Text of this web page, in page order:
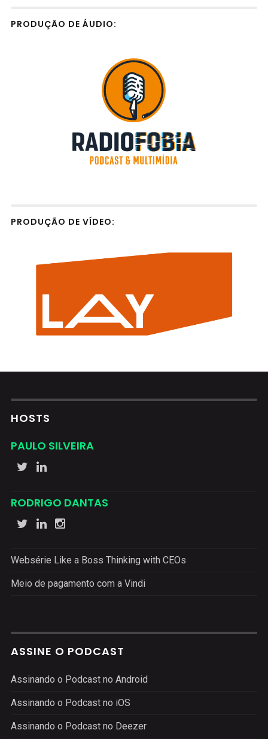
PRODUÇÃO DE ÁUDIO:
PRODUÇÃO DE VÍDEO:
HOSTS
PAULO SILVEIRA
RODRIGO DANTAS
Websérie Like a Boss Thinking with CEOs
Meio de pagamento com a Vindi
ASSINE O PODCAST
Assinando o Podcast no Android
Assinando o Podcast no iOS
Assinando o Podcast no Deezer